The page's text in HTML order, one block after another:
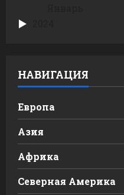
НАВИГАЦИЯ
Европа
Азия
Африка
Северная Америка